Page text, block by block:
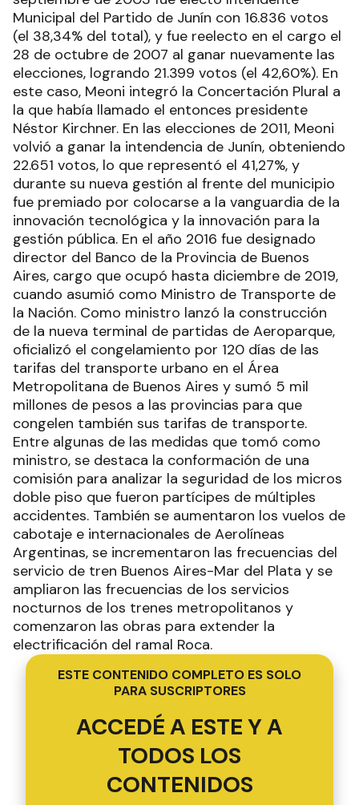
Municipal del Partido de Junín con 16.836 votos
(el 38,34% del total), y fue reelecto en el cargo el
28 de octubre de 2007 al ganar nuevamente las
elecciones, logrando 21.399 votos (el 42,60%). En
este caso, Meoni integró la Concertación Plural a
la que había llamado el entonces presidente
Néstor Kirchner. En las elecciones de 2011, Meoni
volvió a ganar la intendencia de Junín, obteniendo
22.651 votos, lo que representó el 41,27%, y
durante su nueva gestión al frente del municipio
fue premiado por colocarse a la vanguardia de la
innovación tecnológica y la innovación para la
gestión pública. En el año 2016 fue designado
director del Banco de la Provincia de Buenos
Aires, cargo que ocupó hasta diciembre de 2019,
cuando asumió como Ministro de Transporte de
la Nación. Como ministro lanzó la construcción
de la nueva terminal de partidas de Aeroparque,
oficializó el congelamiento por 120 días de las
tarifas del transporte urbano en el Área
Metropolitana de Buenos Aires y sumó 5 mil
millones de pesos a las provincias para que
congelen también sus tarifas de transporte.
Entre algunas de las medidas que tomó como
ministro, se destaca la conformación de una
comisión para analizar la seguridad de los micros
doble piso que fueron partícipes de múltiples
accidentes. También se aumentaron los vuelos de
cabotaje e internacionales de Aerolíneas
Argentinas, se incrementaron las frecuencias del
servicio de tren Buenos Aires-Mar del Plata y se
ampliaron las frecuencias de los servicios
nocturnos de los trenes metropolitanos y
comenzaron las obras para extender la
electrificación del ramal Roca.
ESTE CONTENIDO COMPLETO ES SOLO
PARA SUSCRIPTORES
ACCEDÉ A ESTE Y A
TODOS LOS
CONTENIDOS